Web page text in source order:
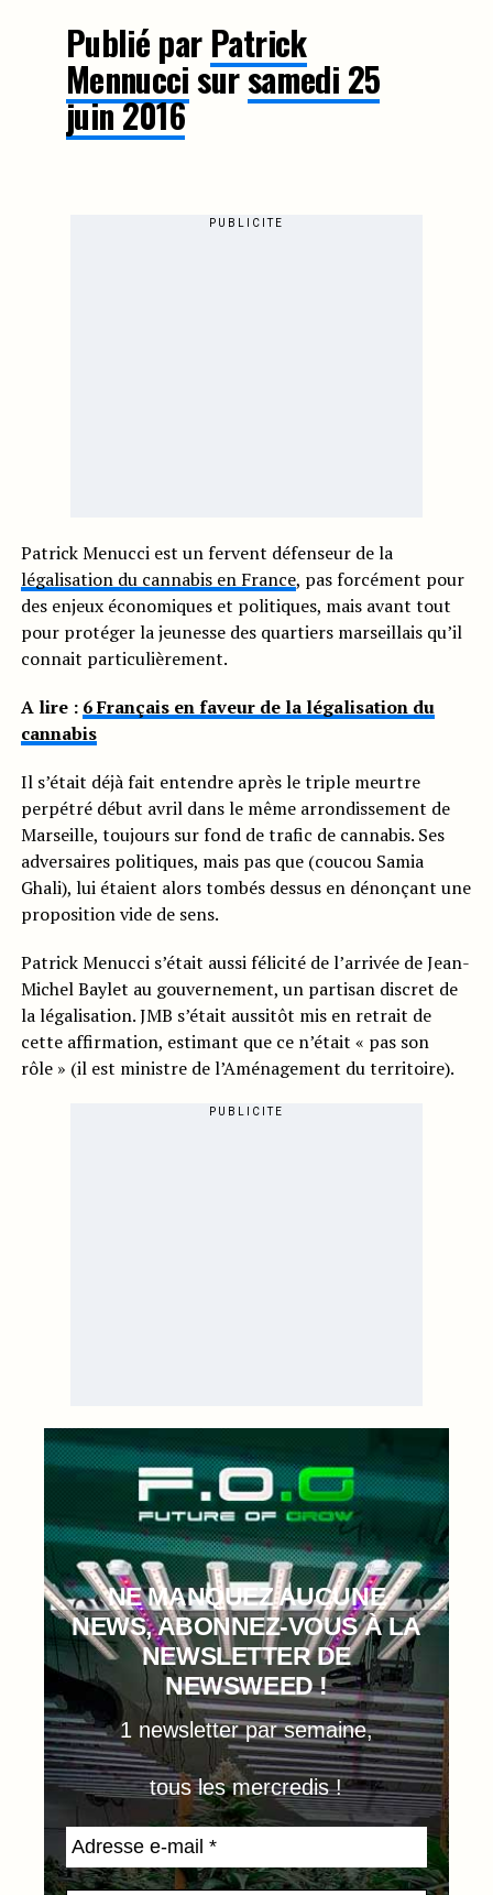
Publié par Patrick
Mennuccisursamedi 25
juin 2016
PUBLICITE
Patrick Menucci est un fervent défenseur de la
légalisation du cannabis en France, pas forcément pour
des enjeux économiques et politiques, mais avant tout
pour protéger la jeunesse des quartiers marseillais qu’il
connait particulièrement.
A lire : 6 Français en faveur de la légalisation du
cannabis
Il s’était déjà fait entendre après le triple meurtre
perpétré début avril dans le même arrondissement de
Marseille, toujours sur fond de trafic de cannabis. Ses
adversaires politiques, mais pas que (coucou Samia
Ghali), lui étaient alors tombés dessus en dénonçant une
proposition vide de sens.
Patrick Menucci s’était aussi félicité de l’arrivée de Jean-
Michel Baylet au gouvernement, un partisan discret de
la légalisation. JMB s’était aussitôt mis en retrait de
cette affirmation, estimant que ce n’était « pas son
rôle » (il est ministre de l’Aménagement du territoire).
PUBLICITE
NE MANQUEZ AUCUNE
NEWS, ABONNEZ-VOUS À LA
NEWSLETTER DE
NEWSWEED !
1 newsletter par semaine,
tous les mercredis !